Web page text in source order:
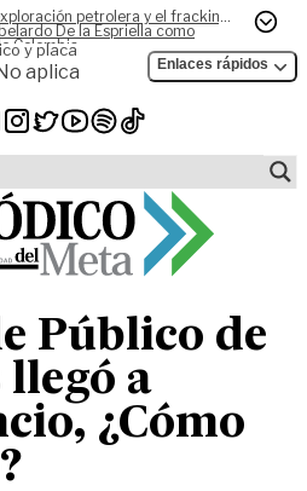
petrolera y el fracking,
De la Espriella como
Colombia
y placa
aplica Enlaces rápidos
Público de
llegó a
¿Cómo